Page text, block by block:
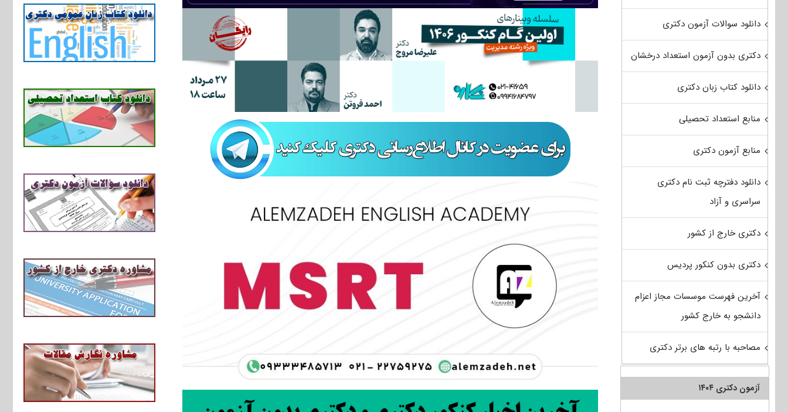
دانلود سوالات آزمون دکتری
دکتری بدون آزمون استعداد درخشان
دانلود کتاب زبان دکتری
منابع استعداد تحصیلی
منابع آزمون دکتری
دانلود دفترچه ثبت نام دکتری
سراسری و آزاد
دکتری خارج از کشور
دکتری بدون کنکور پردیس
آخرین فهرست موسسات مجاز اعزام
دانشجو به خارج کشور
مصاحبه با رتبه های برتر دکتری
آزمون دکتری ۱۴۰۴